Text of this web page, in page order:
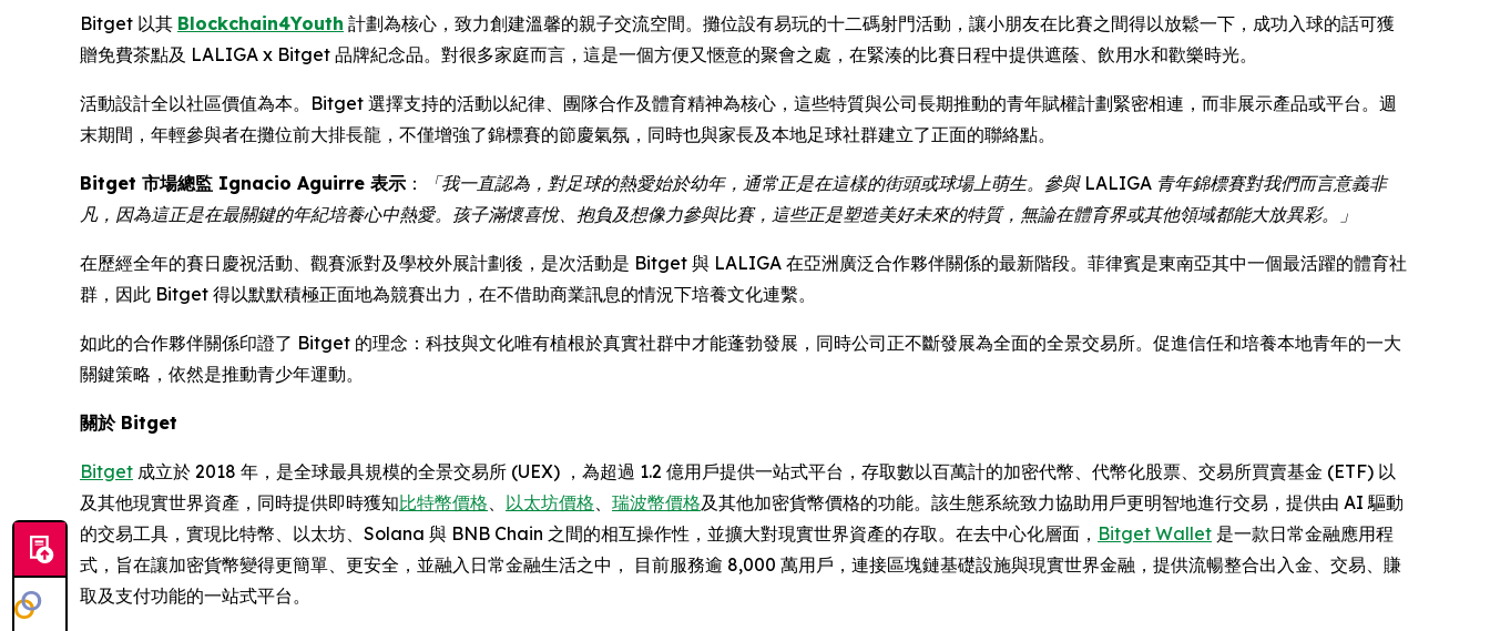
Bitget 以其 Blockchain4Youth 計劃為核心，致力創建溫馨的親子交流空間。攤位設有易玩的十二碼射門活動，讓小朋友在比賽之間得以放鬆一下，成功入球的話可獲
贈免費茶點及 LALIGA x Bitget 品牌紀念品。對很多家庭而言，這是一個方便又愜意的聚會之處，在緊湊的比賽日程中提供遮蔭、飲用水和歡樂時光。
活動設計全以社區價值為本。Bitget 選擇支持的活動以紀律、團隊合作及體育精神為核心，這些特質與公司長期推動的青年賦權計劃緊密相連，而非展示產品或平台。週
末期間，年輕參與者在攤位前大排長龍，不僅增強了錦標賽的節慶氣氛，同時也與家長及本地足球社群建立了正面的聯絡點。
Bitget 市場總監 Ignacio Aguirre 表示 ：
「我一直認為，對足球的熱愛始於幼年，通常正是在這樣的街頭或球場上萌生。參與 LALIGA 青年錦標賽對我們而言意義非
凡，因為這正是在最關鍵的年紀培養心中熱愛。孩子滿懷喜悅、抱負及想像力參與比賽，這些正是塑造美好未來的特質，無論在體育界或其他領域都能大放異彩。」
在歷經全年的賽日慶祝活動、觀賽派對及學校外展計劃後，是次活動是 Bitget 與 LALIGA 在亞洲廣泛合作夥伴關係的最新階段。菲律賓是東南亞其中一個最活躍的體育社
群，因此 Bitget 得以默默積極正面地為競賽出力，在不借助商業訊息的情況下培養文化連繫。
如此的合作夥伴關係印證了 Bitget 的理念：科技與文化唯有植根於真實社群中才能蓬勃發展，同時公司正不斷發展為全面的全景交易所。促進信任和培養本地青年的一大
關鍵策略，依然是推動青少年運動。
關於 Bitget
Bitget 成立於 2018 年，是全球最具規模的全景交易所 (UEX) ，為超過 1.2 億用戶提供一站式平台，存取數以百萬計的加密代幣、代幣化股票、交易所買賣基金 (ETF) 以
及其他現實世界資產，同時提供即時獲知比特幣價格 以太坊價格 瑞波幣價格及其他加密貨幣價格的功能。該生態系統致力協助用戶更明智地進行交易，提供由 AI 驅動
的交易工具，實現比特幣、以太坊、Solana 與 BNB Chain 之間的相互操作性，並擴大對現實世界資產的存取。在去中心化層面， Bitget Wallet 是一款日常金融應用程
式，旨在讓加密貨幣變得更簡單、更安全，並融入日常金融生活之中， 目前服務逾 8,000 萬用戶，連接區塊鏈基礎設施與現實世界金融，提供流暢整合出入金、交易、賺
取及支付功能的一站式平台。